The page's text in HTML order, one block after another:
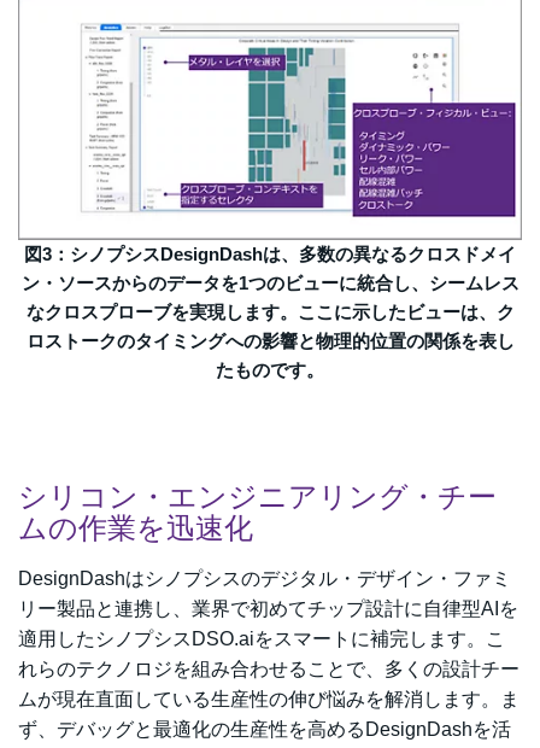
図3：シノプシスDesignDashは、多数の異なるクロスドメイ
ン・ソースからのデータを1つのビューに統合し、シームレス
なクロスプローブを実現します。ここに示したビューは、ク
ロストークのタイミングへの影響と物理的位置の関係を表し
たものです。
シリコン・エンジニアリング・チー
ムの作業を迅速化
DesignDashはシノプシスのデジタル・デザイン・ファミ
リー製品と連携し、業界で初めてチップ設計に自律型AIを
適用したシノプシスDSO.aiをスマートに補完します。こ
れらのテクノロジを組み合わせることで、多くの設計チー
ムが現在直面している生産性の伸び悩みを解消します。ま
ず、デバッグと最適化の生産性を高めるDesignDashを活